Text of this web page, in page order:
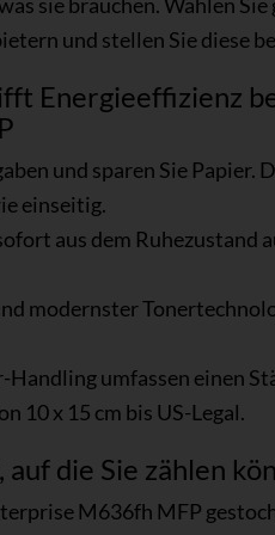
und stellen Sie diese
Energieeffizienz
und sparen Sie Papier.
einseitig.
aus dem Ruhezustand
modernster
umfassen einen
10 x 15 cm bis US-Legal.
die Sie zählen
M636fh MFP